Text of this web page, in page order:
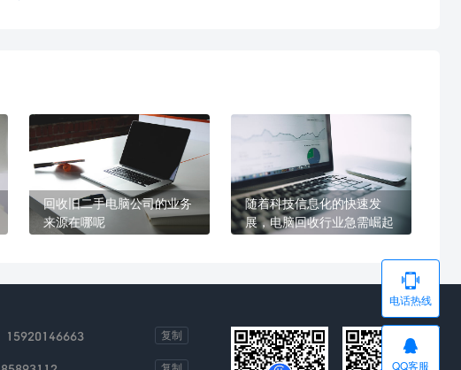
回收旧二手电脑公司的业务
来源在哪呢
随着科技信息化的快速发
展，电脑回收行业急需崛起

电话热线

QQ客服
15920146663 复制